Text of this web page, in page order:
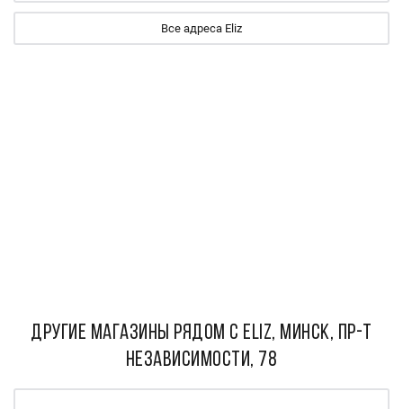
Все адреса Eliz
ДРУГИЕ МАГАЗИНЫ РЯДОМ С Eliz, Минск, пр-т
Независимости, 78